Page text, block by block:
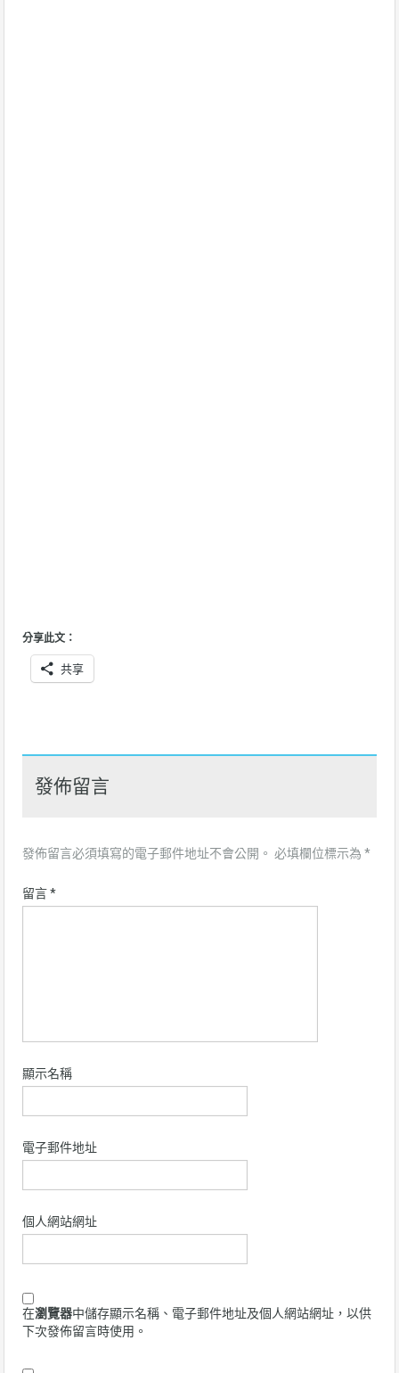
分享此文：
共享
發佈留言
發佈留言必須填寫的電子郵件地址不會公開。 必填欄位標示為 *
留言*
顯示名稱
電子郵件地址
個人網站網址
在瀏覽器中儲存顯示名稱、電子郵件地址及個人網站網址，以供
下次發佈留言時使用。